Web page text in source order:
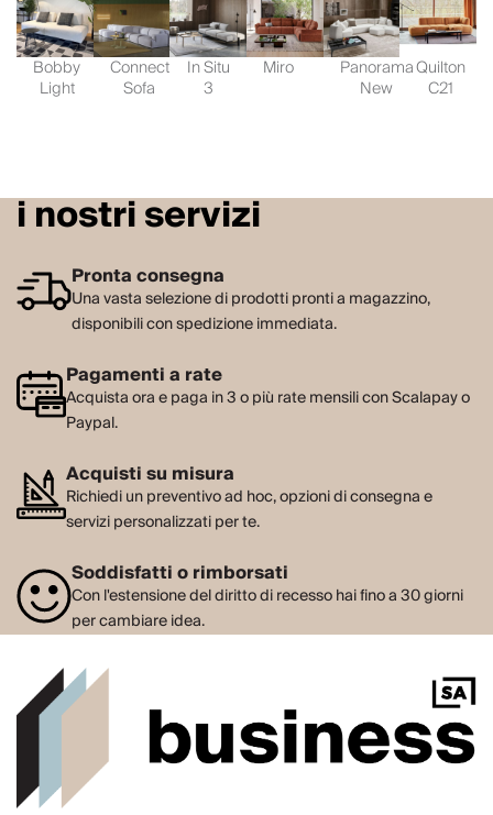
Bobby
Light
Connect
Sofa
In Situ
3
Miro Panorama
New
Quilton
C21
i nostri servizi
Pronta consegna
Una vasta selezione di prodotti pronti a magazzino,
disponibili con spedizione immediata.
Pagamenti a rate
Acquista ora e paga in 3 o più rate mensili con Scalapay o
Paypal.
Acquisti su misura
Richiedi un preventivo ad hoc, opzioni di consegna e
servizi personalizzati per te.
Soddisfatti o rimborsati
Con l'estensione del diritto di recesso hai fino a 30 giorni
per cambiare idea.